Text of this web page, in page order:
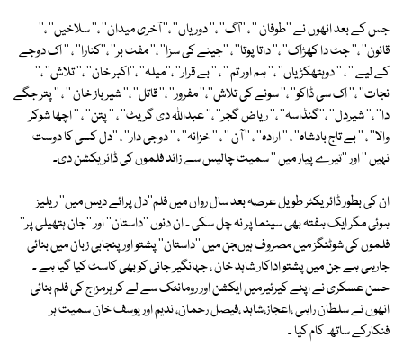
جس کے بعد انھوں نے ''طوفان '' ، ''آگ'' ،'' دوریاں'' ،'' آخری میدان'' ،'' سلاخیں'' ،''
قانون'' ،'' جٹ دا کھڑاک'' ،'' داتا پوتا'' ، ''جینے کی سزا'' ،'' مفت بر'' ،''کنارا'' ، '' اک دوجے
کے لیے '' ، '' دوہتھکڑیاں'' ،'' ہم اور تم '' ، '' بے قرار'' ،''میلہ'' ،''اکبر خان'' ،'' تلاش'' ،''
نجات'' ،'' اک سی ڈاکو'' ،'' سونے کی تلاش''،'' مفرور'' ،'' قاتل'' ،'' شیر باز خان '' ، '' پتر جگے
دا'' ،'' شیردل'' ،''گنڈاسہ'' ،'' ریاض گجر'' ،'' عبداللہ دی گریٹ'' ، '' پتن'' ، '' اچھا شوکر
والا'' ، '' بے تاج بادشاہ'' ، '' ارادہ'' ، '' آن '' ، '' خزانہ'' ، '' دوجی دار'' ، ''دل کسی کا دوست
نہیں '' اور ''تیرے پیار میں '' سمیت چالیس سے زائد فلموں کی ڈائریکشن دی۔
ان کی بطور ڈائریکٹر طویل عرصہ بعد سال رواں میں فلم''دل پرائے دیس میں'' ریلیز
ہوئی مگر ایک ہفتہ بھی سینما پر نہ چل سکی ۔ ان دنوں ''داستان'' اور ''جان ہتھیلی پر''
فلموں کی شوٹنگز میں مصروف ہیںجن میں ''داستان'' پشتو اور پنجابی زبان میں بنائی
جارہی ہے جن میں پشتو اداکار شاہد خان ، جہانگیر جانی کو بھی کاسٹ کیا گیا ہے ۔
حسن عسکری نے اپنے کیرئیرمیں ایکشن اور رومانٹک سے لے کر ہرمزاج کی فلم بنائی
انھوں نے سلطان راہی ،اعجاز،شاہد ،فیصل رحمان، ندیم اور یوسف خان سمیت ہر
فنکارکے ساتھ کام کیا ۔